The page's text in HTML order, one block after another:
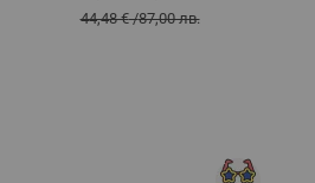
44,48 €/87,00 лв.